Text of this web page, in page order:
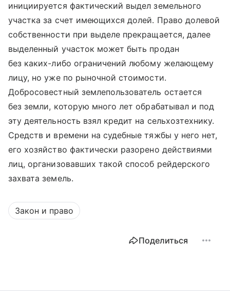
инициируется фактический выдел земельного
участка за счет имеющихся долей. Право долевой
собственности при выделе прекращается, далее
выделенный участок может быть продан
без каких-либо ограничений любому желающему
лицу, но уже по рыночной стоимости.
Добросовестный землепользователь остается
без земли, которую много лет обрабатывал и под
эту деятельность взял кредит на сельхозтехнику.
Средств и времени на судебные тяжбы у него нет,
его хозяйство фактически разорено действиями
лиц, организовавших такой способ рейдерского
захвата земель.
Закон и право
Поделиться